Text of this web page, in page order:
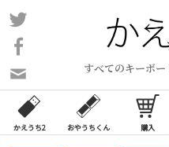
コ
ン
ン
ツ
ス
すべてのキーボ
い
合
わ
かえうち2 おやうちくん 購入